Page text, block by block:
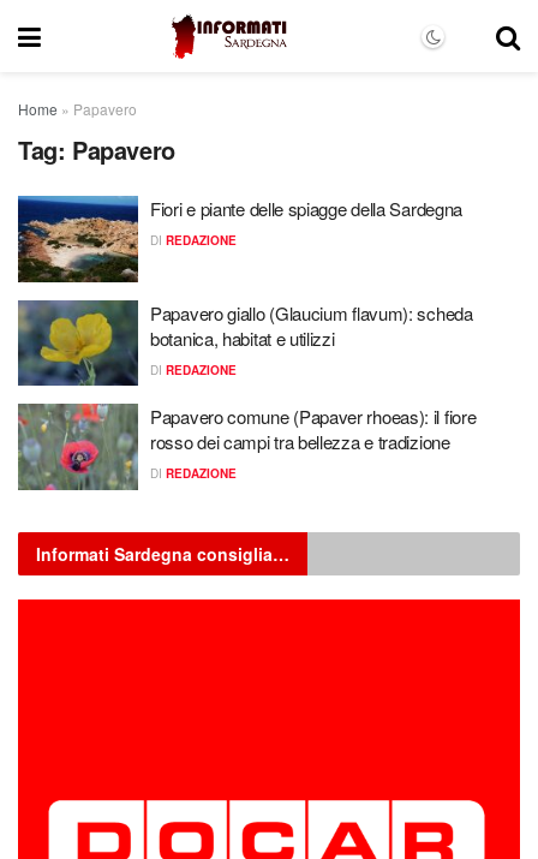
Home » Papavero
Tag: Papavero
Fiori e piante delle spiagge della Sardegna
DI REDAZIONE
Papavero giallo (Glaucium flavum): scheda
botanica, habitat e utilizzi
DI REDAZIONE
Papavero comune (Papaver rhoeas): il fiore
rosso dei campi tra bellezza e tradizione
DI REDAZIONE
Informati Sardegna consiglia…